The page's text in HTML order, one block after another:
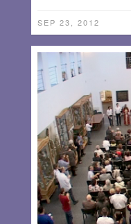
SEP 23, 2012